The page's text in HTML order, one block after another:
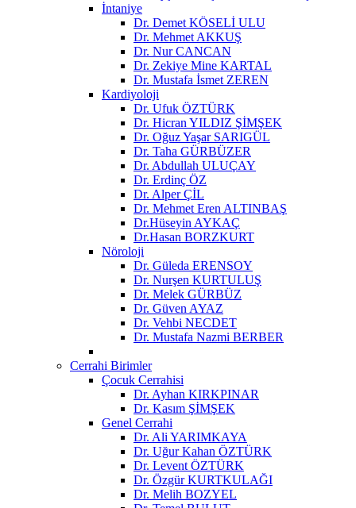
İntaniye
Dr. Demet KÖSELİ ULU
Dr. Mehmet AKKUŞ
Dr. Nur CANCAN
Dr. Zekiye Mine KARTAL
Dr. Mustafa İsmet ZEREN
Kardiyoloji
Dr. Ufuk ÖZTÜRK
Dr. Hicran YILDIZ ŞİMŞEK
Dr. Oğuz Yaşar SARIGÜL
Dr. Taha GÜRBÜZER
Dr. Abdullah ULUÇAY
Dr. Erdinç ÖZ
Dr. Alper ÇİL
Dr. Mehmet Eren ALTINBAŞ
Dr.Hüseyin AYKAÇ
Dr.Hasan BORZKURT
Nöroloji
Dr. Güleda ERENSOY
Dr. Nurşen KURTULUŞ
Dr. Melek GÜRBÜZ
Dr. Güven AYAZ
Dr. Vehbi NECDET
Dr. Mustafa Nazmi BERBER
Cerrahi Birimler
Çocuk Cerrahisi
Dr. Ayhan KIRKPINAR
Dr. Kasım ŞİMŞEK
Genel Cerrahi
Dr. Ali YARIMKAYA
Dr. Uğur Kahan ÖZTÜRK
Dr. Levent ÖZTÜRK
Dr. Özgür KURTKULAĞI
Dr. Melih BOZYEL